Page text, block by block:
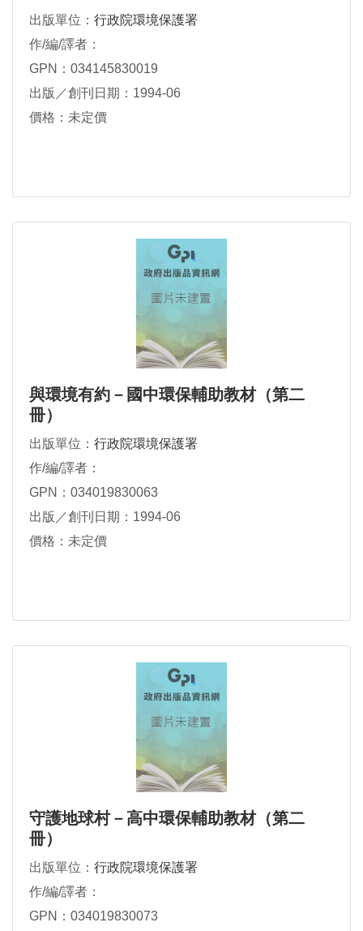
出版單位： 行政院環境保護署
作/編/譯者：
GPN：034145830019
出版／創刊日期：1994-06
價格：未定價
與環境有約－國中環保輔助教材（第二
冊）
出版單位： 行政院環境保護署
作/編/譯者：
GPN：034019830063
出版／創刊日期：1994-06
價格：未定價
守護地球村－高中環保輔助教材（第二
冊）
出版單位： 行政院環境保護署
作/編/譯者：
GPN：034019830073